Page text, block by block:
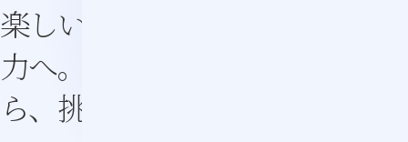
楽しい学びを実践する
力へ。
ら、挑戦を重ねる